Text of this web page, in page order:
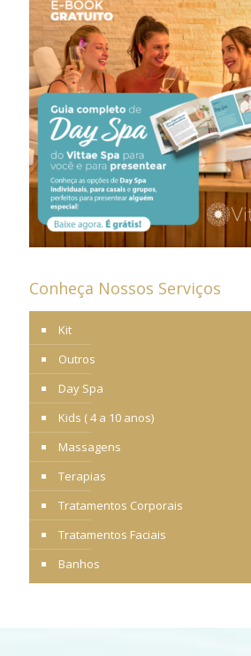
Conheça Nossos Serviços
Kit
Outros
Day Spa
Kids ( 4 a 10 anos)
Massagens
Terapias
Tratamentos Corporais
Tratamentos Faciais
Banhos